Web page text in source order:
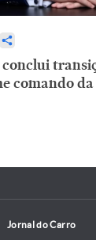
comando
Jornal do Carro